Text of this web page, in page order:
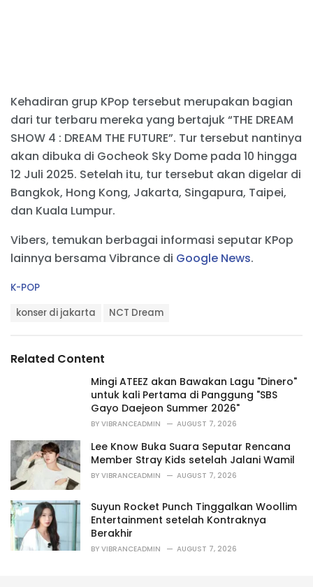
Kehadiran grup KPop tersebut merupakan bagian
dari tur terbaru mereka yang bertajuk “THE DREAM
SHOW 4 : DREAM THE FUTURE”. Tur tersebut nantinya
akan dibuka di Gocheok Sky Dome pada 10 hingga
12 Juli 2025. Setelah itu, tur tersebut akan digelar di
Bangkok, Hong Kong, Jakarta, Singapura, Taipei,
dan Kuala Lumpur.
Vibers, temukan berbagai informasi seputar KPop
lainnya bersama Vibrance di Google News.
C
r
K-POP
:
konser di jakarta NCT Dream
Related Content
Mingi ATEEZ akan Bawakan Lagu "Dinero"
untuk kali Pertama di Panggung "SBS
Gayo Daejeon Summer 2026"
BY VIBRANCEADMIN AUGUST 7, 2026
Lee Know Buka Suara Seputar Rencana
Member Stray Kids setelah Jalani Wamil
BY VIBRANCEADMIN AUGUST 7, 2026
Suyun Rocket Punch Tinggalkan Woollim
Entertainment setelah Kontraknya
Berakhir
BY VIBRANCEADMIN AUGUST 7, 2026